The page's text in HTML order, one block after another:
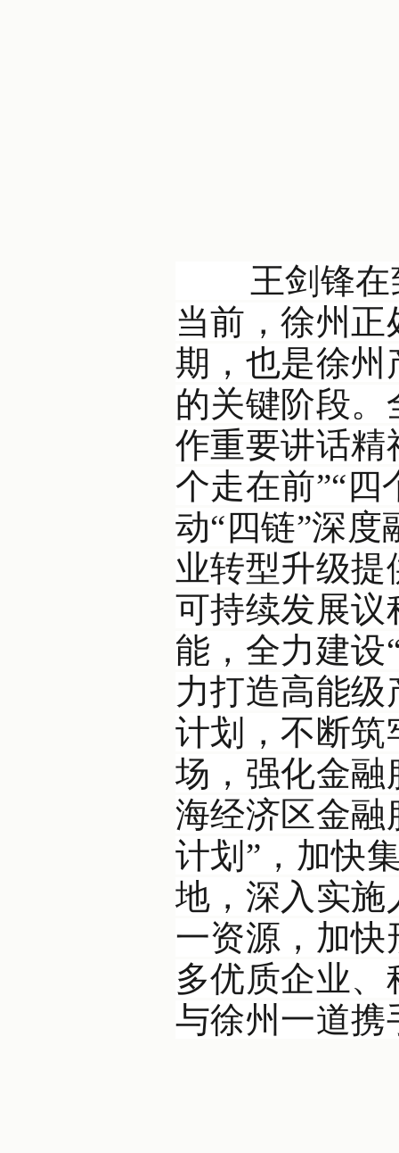
王剑锋在致
当前，徐州
期，也是徐州
的关键阶段
作重要讲话精
个走在前”“
动“四链”深
业转型升级
可持续发展议
能，全力建设
力打造高能
计划，不断筑
场，强化金融
海经济区金融
计划”，加快
地，深入实施
一资源，加快
多优质企业
与徐州一道携